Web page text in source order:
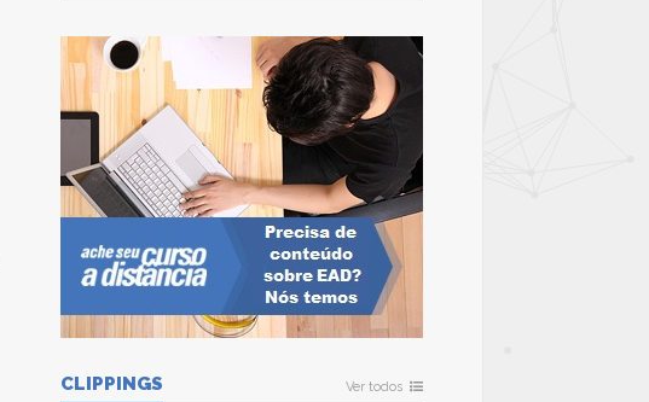
CLIPPINGS Ver todos